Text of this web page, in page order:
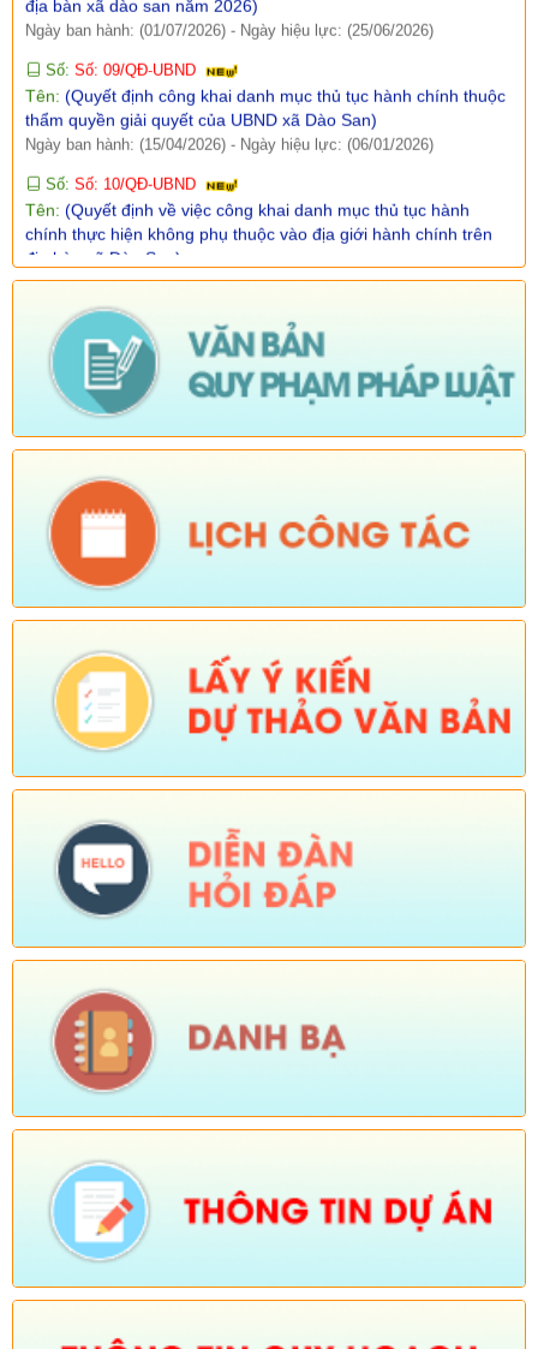
Số:Số: 09/QĐ-UBND
Tên: (Quyết định công khai danh mục thủ tục hành chính thuộc
thẩm quyền giải quyết của UBND xã Dào San)
Ngày ban hành: (15/04/2026) -
Số:Số: 10/QĐ-UBND
Tên: (Quyết định về việc công khai danh mục thủ tục hành
chính thực hiện không phụ thuộc vào địa giới hành chính trên
địa bàn xã Dào San)
Ngày ban hành: (15/04/2026) -Ngày hiệu lực: (06/01/2026)
Tên:(Về việc niêm yết công khai, lấy ý kiến của tổ chức, chuyên
gia và cộng động dân cư có liên quan đối với Quy hoạch chung
xã Dào San, tỉnh Lai Châu đến năm 2045)
Ngày ban hành: (25/02/2026)
Số:Số: 01/2026/QĐ-UBND
01/2025/QĐ-UBND ngày 01 tháng 07 năm 2025 của Ủy ban
nhân dân xã ban hành quy chế làm việc của Ủy ban nhân dân
xã Dào San, nhiệm kỳ 2021-2026)
Ngày ban hành: (06/02/2026) - Ngày hiệu lực: (04/02/2026)
(Chương trình tiết kiệm, chống lãng phí năm 2026)
Ngày ban hành: (23/01/2026)
Tên:(Kế hoạch triển khai thực hiện dự án 1 Hỗ trợ đất ở xã Dào
San năm 2025 thuộc Chương trình MTQG phát triển kinh tế xã
hội vùng đồng bào dân tộc thiểu số và miền núi giai đoạn 2021-
Ngày ban hành: (26/08/2025) -Ngày hiệu lực: (01/12/2025)